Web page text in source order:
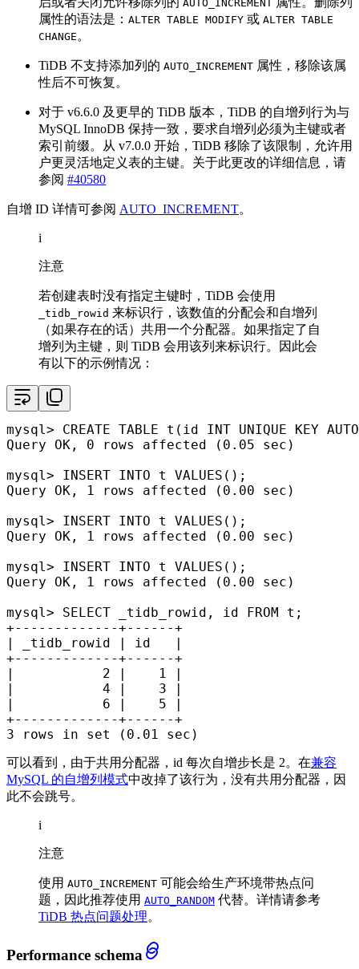
AUTO_INCREMENT
属性的语法是： ALTER TABLE MODIFY 或 ALTER TABLE
CHANGE 。
TiDB 不支持添加列的 AUTO_INCREMENT 属性，移除该属
性后不可恢复。
对于 v6.6.0 及更早的 TiDB 版本，TiDB 的自增列行为与
MySQL InnoDB 保持一致，要求自增列必须为主键或者
索引前缀。从 v7.0.0 开始，TiDB 移除了该限制，允许用
户更灵活地定义表的主键。关于此更改的详细信息，请
参阅 #40580
自增 ID 详情可参阅 AUTO_INCREMENT。
i
注意
若创建表时没有指定主键时，TiDB 会使用
_tidb_rowid 来标识行，该数值的分配会和自增列
（如果存在的话）共用一个分配器。如果指定了自
增列为主键，则 TiDB 会用该列来标识行。因此会
有以下的示例情况：
mysql > CREATE TABLE t(id INT UNIQUE KEY
Query OK, 0 rows affected ( 0.05 sec)
mysql > INSERT INTO t VALUES ();
Query OK,
1 rows affected ( 0.00 sec)
mysql > INSERT INTO t VALUES ();
Query OK,
1 rows affected ( 0.00 sec)
mysql > INSERT INTO t VALUES ();
Query OK,
1 rows affected ( 0.00 sec)
mysql > SELECT _tidb_rowid, id FROM
+-------------+------+
|
_tidb_rowid | id
|
+-------------+------+
|
2 | 1
|
|
4 | 3
|
|
6 | 5
|
+-------------+------+
3
rows in set ( 0.01 sec)
可以看到，由于共用分配器，id 每次自增步长是 2。在兼容
MySQL 的自增列模式中改掉了该行为，没有共用分配器，因
此不会跳号。
i
注意
使用 AUTO_INCREMENT 可能会给生产环境带热点问
题，因此推荐使用 AUTO_RANDOM 代替。详情请参考
TiDB 热点问题处理。
Performance schema